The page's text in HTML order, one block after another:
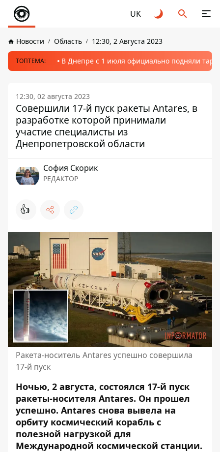
UK
Новости Область 12:30, 2 Августа 2023
ТОПТЕМА: В Днепре с 1 июля официально подняли
12:30, 02 августа 2023
Совершили 17-й пуск ракеты Antares, в
разработке которой принимали
участие специалисты из
Днепропетровской области
София Скорик
РЕДАКТОР
👍
Ракета-носитель Antares успешно совершила
17-й пуск
Ночью, 2 августа, состоялся 17-й пуск
ракеты-носителя Antares. Он прошел
успешно. Antares снова вывела на
орбиту космический корабль с
полезной нагрузкой для
Международной космической станции.